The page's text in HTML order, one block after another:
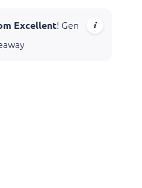
Excellent! Geniet van